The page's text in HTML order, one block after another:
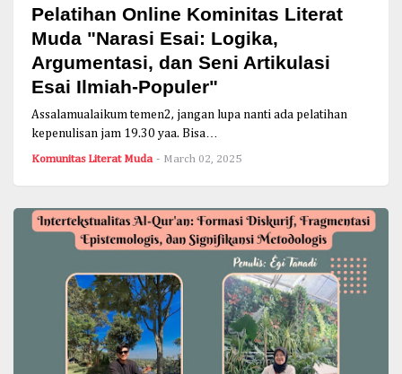
Pelatihan Online Kominitas Literat
Muda "Narasi Esai: Logika,
Argumentasi, dan Seni Artikulasi
Esai Ilmiah-Populer"
Assalamualaikum temen2, jangan lupa nanti ada pelatihan
kepenulisan jam 19.30 yaa. Bisa…
Komunitas Literat Muda - March 02, 2025